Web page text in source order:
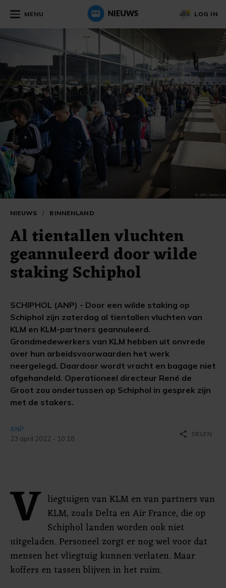
MENU LOG IN
NIEUWS / BINNENLAND
Al tientallen vluchten
geannuleerd door wilde
staking Schiphol
SCHIPHOL (ANP) - Door een wilde staking op
Schiphol zijn zaterdag al tientallen vluchten van
KLM en KLM-partners geannuleerd.
Grondmedewerkers van KLM hebben uit onvrede
over hun arbeidsvoorwaarden het werk
neergelegd. Daardoor wordt vracht en bagage niet
afgehandeld. Operationeel directeur René de
Groot zou ondertussen op Schiphol in gesprek zijn
met de stakers.
ANP
23 april 2022 - 10:18
share DELEN
V liegtuigen van KLM en van partners van
KLM, zoals Delta en Air France, die op
Schiphol landen worden ook niet
uitgeladen. Personeel zorgt er nog wel voor dat
mensen het vliegtuig kunnen verlaten. Maar
koffers en tassen blijven in het ruim.